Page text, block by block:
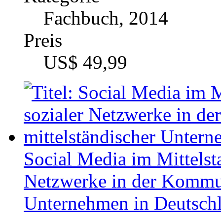
Katalognummer
314564
Autor
Magdalena
Fach
BWL - Offline-
Kategorie
Bachelorarbeit, 2011
Preis
US$ 22,99